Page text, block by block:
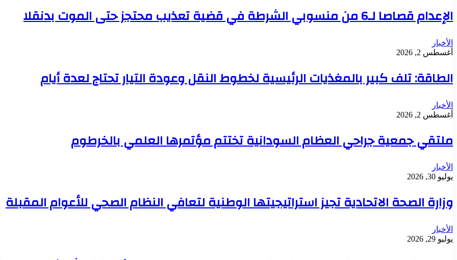
الإعدام قصاصا لـ6 من منسوبي الشرطة في قضية تعذيب محتجز حتى الموت بدنقلا
الأخبار
أغسطس 2, 2026
الطاقة: تلف كبير بالمغذيات الرئيسية لخطوط النقل وعودة التيار تحتاج لعدة أيام
الأخبار
أغسطس 2, 2026
ملتقي جمعية جراحي العظام السودانية تختتم مؤتمرها العلمي بالخرطوم
الأخبار
يوليو 30, 2026
وزارة الصحة الاتحادية تجيز استراتيجيتها الوطنية لتعافي النظام الصحي للأعوام المقبلة
الأخبار
يوليو 29, 2026